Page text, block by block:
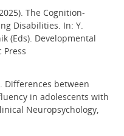
The Cognition-
Disabilities. In: Y.
(Eds). Developmental
Press
Differences between
in adolescents with
Neuropsychology,